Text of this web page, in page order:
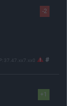
-2
37.47.xx7.xx0 #
+1